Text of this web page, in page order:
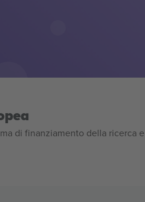
di finanziamento della ricerca e